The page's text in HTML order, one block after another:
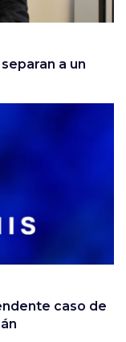
a un
caso de